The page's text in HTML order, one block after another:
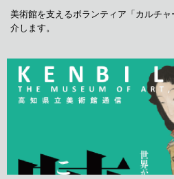
美術館を支えるボランティア「カルチ
介します。